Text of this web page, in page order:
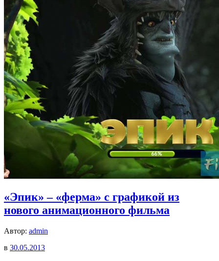
«Эпик» – «ферма» с графикой из
нового анимационного фильма
Автор: admin
в 30.05.2013